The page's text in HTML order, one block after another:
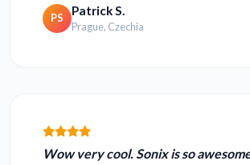
PS Patrick S.
Prague, Czechia
Wow very cool. Sonix is so